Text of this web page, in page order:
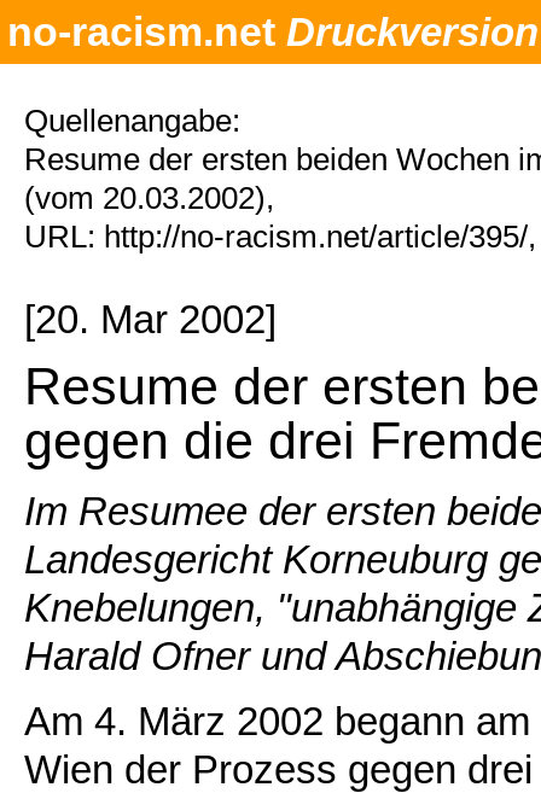
no-racism.net Druckversion
Quellenangabe:
Resume der ersten beiden Wochen
(vom 20.03.2002),
URL: http://no-racism.net/article/
[20. Mar 2002]
Resume der ersten
gegen die drei
Im Resumee der ersten
Landesgericht Korneuburg
Knebelungen, "unabhängige
Harald Ofner und
Am 4. März 2002 begann
Wien der Prozess gegen